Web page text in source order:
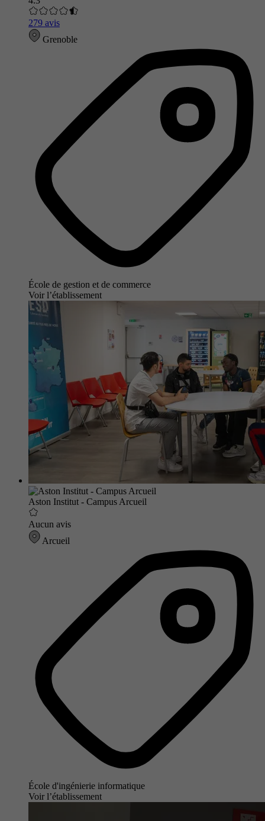
279 avis
Grenoble
École de gestion et de commerce
Voir l’établissement
Aston Institut - Campus Arcueil
Aucun avis
Arcueil
École d'ingénierie informatique
Voir l’établissement